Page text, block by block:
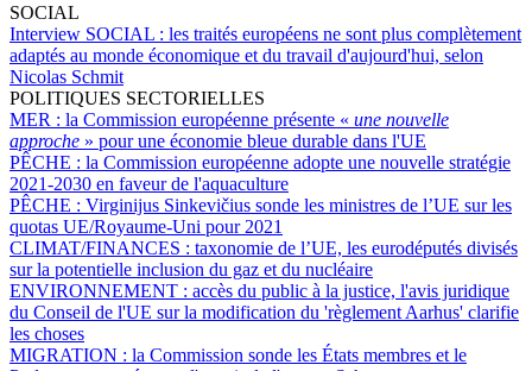
SOCIAL
Interview SOCIAL : les traités européens ne sont plus complètement
adaptés au monde économique et du travail d'aujourd'hui, selon
Nicolas Schmit
POLITIQUES SECTORIELLES
MER : la Commission européenne présente « une nouvelle
approche » pour une économie bleue durable dans l'UE
PÊCHE : la Commission européenne adopte une nouvelle stratégie
2021-2030 en faveur de l'aquaculture
PÊCHE : Virginijus Sinkevičius sonde les ministres de l’UE sur les
quotas UE/Royaume-Uni pour 2021
CLIMAT/FINANCES : taxonomie de l’UE, les eurodéputés divisés
sur la potentielle inclusion du gaz et du nucléaire
ENVIRONNEMENT : accès du public à la justice, l'avis juridique
du Conseil de l'UE sur la modification du 'règlement Aarhus' clarifie
les choses
MIGRATION : la Commission sonde les États membres et le